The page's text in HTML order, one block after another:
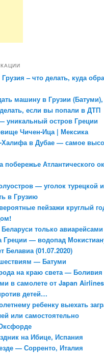
– что делать, куда
машину в Грузии
если вы попали в ДТП
уникальный остров Греции
Чичен-Ица | Мексика
Халифа в Дубае — самое
побережье Атлантического
— уголок турецкой
в Грузию
пейзажи круглый
только авиарейсами
— водопад
Белавиа (01.07.2020)
— Батуми
на краю света — Боливия
в самолете от Japan
детей…
ребенку выехать
или самостоятельно
на Ибице, Испания
— Сорренто, Италия